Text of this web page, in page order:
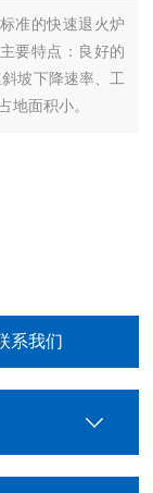
准的快速退火炉
要特点：良好的
坡下降速率、工
地面积小。
系我们